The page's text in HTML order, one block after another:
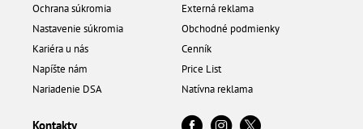
Ochrana súkromia
Nastavenie súkromia
Kariéra u nás
Napíšte nám
Nariadenie DSA
Externá reklama
Obchodné podmienky
Cenník
Price List
Natívna reklama
Kontakty